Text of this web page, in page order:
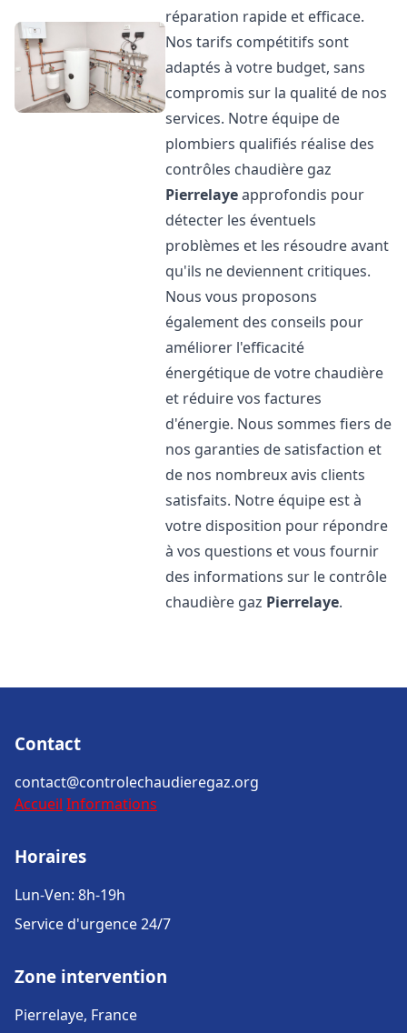
réparation rapide et efficace.
Nos tarifs compétitifs sont
adaptés à votre budget, sans
compromis sur la qualité de nos
services. Notre équipe de
plombiers qualifiés réalise des
contrôles chaudière gaz
Pierrelayeapprofondis pour
détecter les éventuels
problèmes et les résoudre avant
qu'ils ne deviennent critiques.
Nous vous proposons
également des conseils pour
améliorer l'efficacité
énergétique de votre chaudière
et réduire vos factures
d'énergie. Nous sommes fiers de
nos garanties de satisfaction et
de nos nombreux avis clients
satisfaits. Notre équipe est à
votre disposition pour répondre
à vos questions et vous fournir
des informations sur le contrôle
chaudière gaz Pierrelaye.
Contact
contact@controlechaudieregaz.org
Accueil Informations
Horaires
Lun-Ven: 8h-19h
Service d'urgence 24/7
Zone intervention
Pierrelaye, France